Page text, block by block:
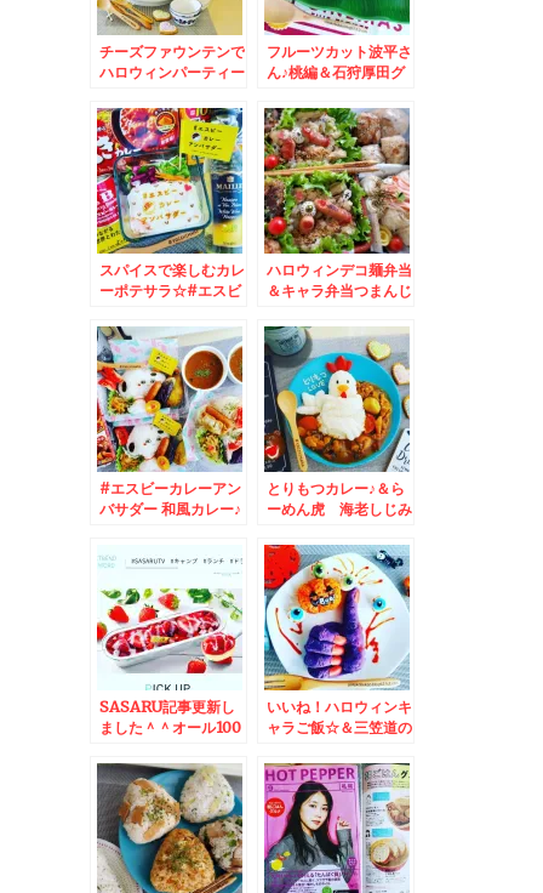
チーズファウンテンで
ハロウィンパーティー
フルーツカット波平さ
ん♪桃編＆石狩厚田グ
スパイスで楽しむカレ
ーポテサラ☆#エスビ
ハロウィンデコ麺弁当
＆キャラ弁当つまんじ
に食べた～駅弁♪
#エスビーカレーアン
バサダー 和風カレー♪
とりもつカレー♪＆ら
ーめん虎 海老しじみ
ルメ☆
SASARU記事更新し
ました＾＾オール100
弁グッズ特集＾＾
いいね！ハロウィンキ
ャラご飯☆＆三笠道の
ルメ